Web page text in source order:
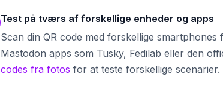
Test på tværs af forskellige enheder og apps
Scan din QR code med forskellige
Mastodon apps som Tusky, Fedilab eller den
codes fra fotos for at teste forskellige scenarier.